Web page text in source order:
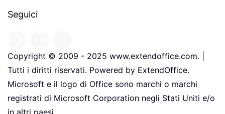
Seguici
Copyright © 2009 - 2025 www.extendoffice.com. |
Tutti i diritti riservati. Powered by ExtendOffice.
Microsoft e il logo di Office sono marchi o marchi
registrati di Microsoft Corporation negli Stati Uniti e/o